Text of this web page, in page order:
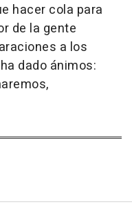
hacer cola para
de la gente
a los
dado ánimos: